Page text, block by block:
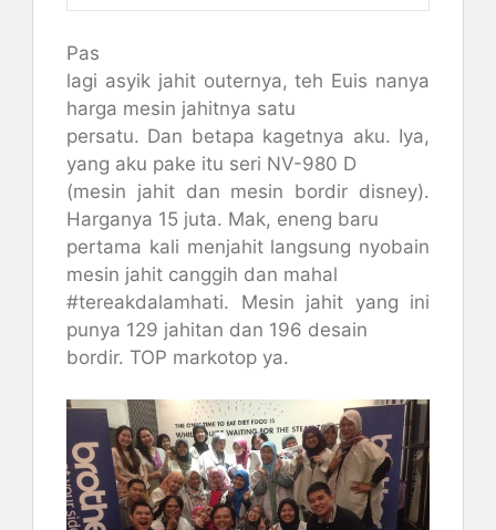
Pas
lagi asyik jahit outernya, teh Euis nanya
harga mesin jahitnya satu
persatu. Dan betapa kagetnya aku. Iya,
yang aku pake itu seri NV-980 D
(mesin jahit dan mesin bordir disney).
Harganya 15 juta. Mak, eneng baru
pertama kali menjahit langsung nyobain
mesin jahit canggih dan mahal
#tereakdalamhati. Mesin jahit yang ini
punya 129 jahitan dan 196 desain
bordir. TOP markotop ya.